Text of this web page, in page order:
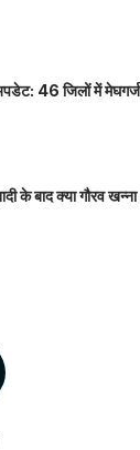
46 जिलों में
के बाद क्या गौरव